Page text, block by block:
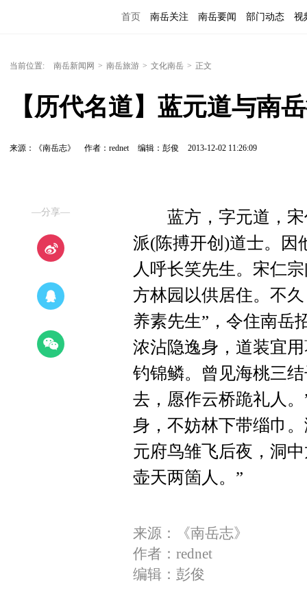
首页 南岳关注 南岳要闻 部门动态 视
当前位置: 南岳新闻网 > 南岳旅游 > 文化南岳 > 正文
【历代名道】蓝元道与南
来源：《南岳志》 作者：rednet 编辑：彭俊 2013-12-02 11:26:09
—分享—
蓝方，字元道，宋
派(陈搏开创)道士。因
人呼长笑先生。宋仁
方林园以供居住。不
养素先生”，令住南岳
浓沾隐逸身，道装宜
钓锦鳞。曾见海桃三
去，愿作云桥跪礼人
身，不妨林下带缁巾
元府鸟雏飞后夜，洞
壶天两箇人。”
来源：《南岳志》
作者：rednet
编辑：彭俊